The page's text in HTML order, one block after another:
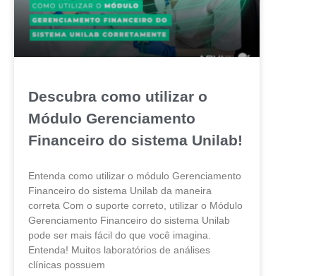
Descubra como utilizar o
Módulo Gerenciamento
Financeiro do sistema Unilab!
Entenda como utilizar o módulo Gerenciamento
Financeiro do sistema Unilab da maneira
correta Com o suporte correto, utilizar o Módulo
Gerenciamento Financeiro do sistema Unilab
pode ser mais fácil do que você imagina.
Entenda! Muitos laboratórios de análises
clínicas possuem